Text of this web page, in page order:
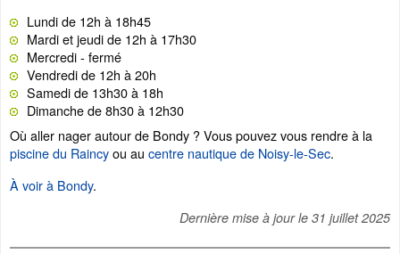
Lundi de 12h à 18h45
Mardi et jeudi de 12h à 17h30
Mercredi - fermé
Vendredi de 12h à 20h
Samedi de 13h30 à 18h
Dimanche de 8h30 à 12h30
Où aller nager autour de Bondy ? Vous pouvez vous rendre à la
piscine du Raincyou au centre nautique de Noisy-le-Sec.
À voir à Bondy.
Dernière mise à jour le 31 juillet 2025